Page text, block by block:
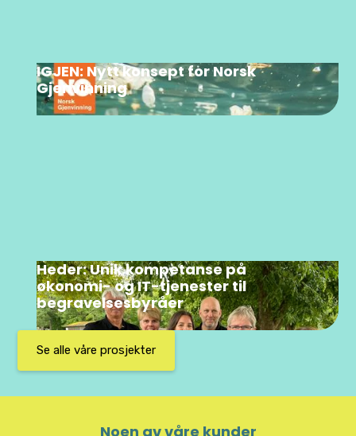
IGJEN: Nytt konsept for Norsk
Gjenvinning
Heder: Unik kompetanse på
økonomi- og IT-tjenester til
begravelsesbyråer
Se alle våre prosjekter
Noen av våre kunder